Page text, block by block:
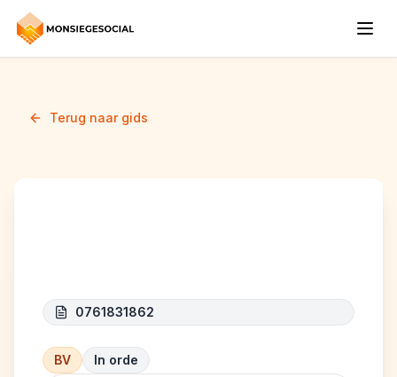
Terug naar gids
0761831862
BV
In orde